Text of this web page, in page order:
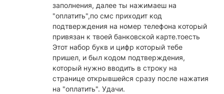
заполнения, далее ты нажимаеш на
"оплатить",по смс приходит код
подтверждения на номер телефона который
привязан к твоей банковской карте.тоесть
Этот набор букв и цифр который тебе
пришел, и был кодом подтверждения,
который нужно вводить в строку на
странице открывшейся сразу после нажатия
на "оплатить". Удачи.